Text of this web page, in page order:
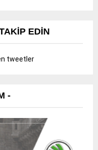
EDIN
tweetler
-